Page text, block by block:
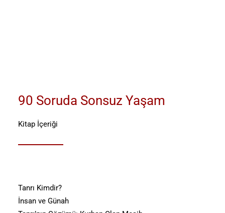
90 Soruda Sonsuz Yaşam
Kitap İçeriği
Tanrı Kimdir?
İnsan ve Günah